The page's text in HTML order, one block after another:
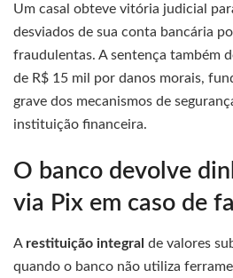
Um casal obteve vitória judicial
desviados de sua conta bancária
fraudulentas. A sentença também
de R$ 15 mil por danos morais,
grave dos mecanismos de
instituição financeira.
O banco devolve
via Pix em caso de
A restituição integral de valores
quando o banco não utiliza